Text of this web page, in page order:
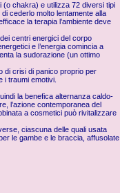
(o chakra) e utilizza 72 diversi tipi
cederlo molto lentamente alla
la terapia l’ambiente deve
centri energici del corpo
e l’energia comincia a
la sudorazione (un ottimo
di crisi di panico proprio per
i traumi emotivi.
la benefica alternanza caldo-
l’azione contemporanea del
a cosmetici può rivitalizzare
ciascuna delle quali usata
le gambe e le braccia, affusolate